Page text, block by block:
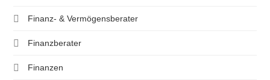
Finanz- & Vermögensberater
Finanzberater
Finanzen